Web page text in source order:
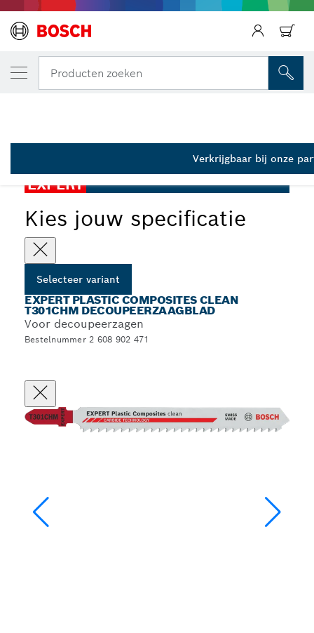
Producten zoeken
EXPERT
Kies jouw specificatie
Selecteer variant
EXPERT PLASTIC COMPOSITES CLEAN
T301CHM DECOUPEERZAAGBLAD
Voor decoupeerzagen
Bestelnummer 2 608 902 471
JOUW GESELECTEERDE VARIANT
EXPERT Plastic Composites clean
2 608 902 471
Verkrijgbaar bij onze